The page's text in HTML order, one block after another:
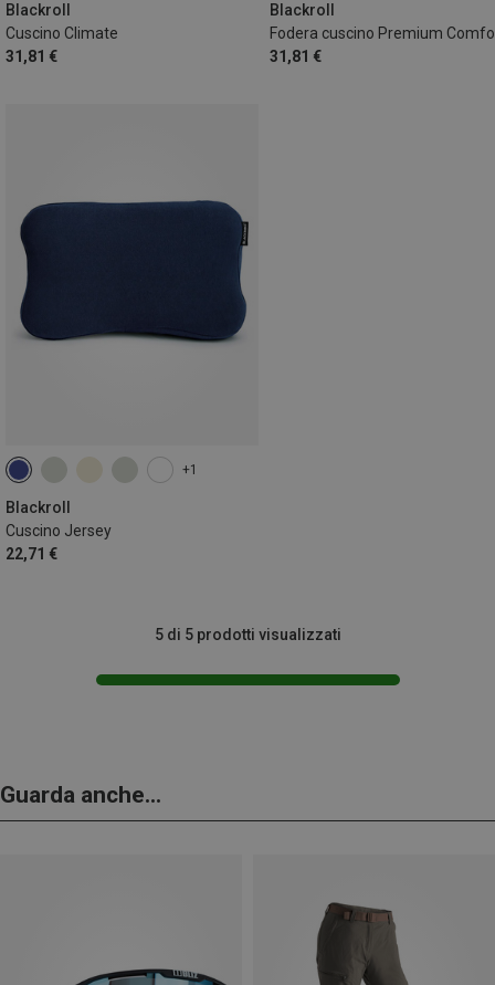
Blackroll
Cuscino Climate
31,81 €
Blackroll
Fodera cuscino Premium
31,81 €
+1
Blackroll
Cuscino Jersey
22,71 €
5 di 5 prodotti visualizzati
Guarda anche...